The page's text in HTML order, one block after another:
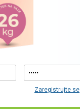
Zaregistrujte se